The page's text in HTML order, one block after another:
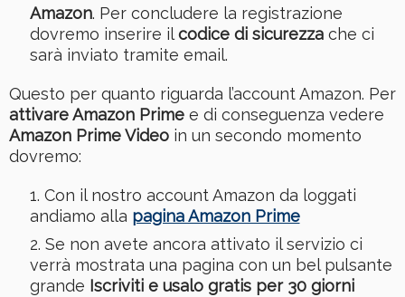
Amazon. Per concludere la registrazione
dovremo inserire ilcodice di sicurezzache ci
sarà inviato tramite email.
Questo per quanto riguarda l’account Amazon. Per
attivare Amazon Prime e di conseguenza vedere
Amazon Prime Video in un secondo momento
dovremo:
Con il nostro account Amazon da loggati
andiamo alla pagina Amazon Prime
Se non avete ancora attivato il servizio ci
verrà mostrata una pagina con un bel pulsante
grande Iscriviti e usalo gratis per 30 giorni